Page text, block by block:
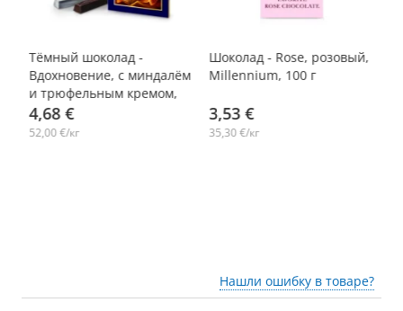
Тёмный шоколад -
Вдохновение, с миндалём
и трюфельным кремом,
90 г
4,68 €
52,00 €/кг
Шоколад - Rose, розовый,
Millennium, 100 г
3,53 €
35,30 €/кг
Нашли ошибку в товаре?